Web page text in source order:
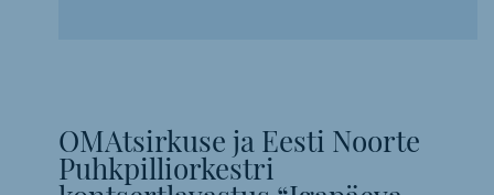
OMAtsirkuse ja Eesti Noorte
Puhkpilliorkestri